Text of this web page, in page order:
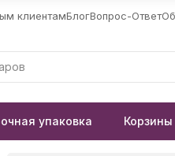
клиентамБлогВопрос-Ответ
упаковка Корзины